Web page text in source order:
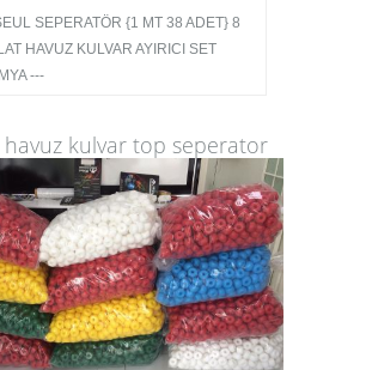
SEPERATÖR {1 MT 38 ADET} 8
HAVUZ KULVAR AYIRICI SET
---
havuz kulvar top seperator